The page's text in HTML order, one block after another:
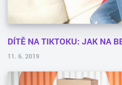
DÍTĚ NA TIKTOKU: JAK NA
11. 6. 2019